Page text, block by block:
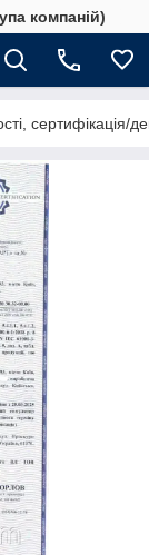
компаній)
сертифікація/